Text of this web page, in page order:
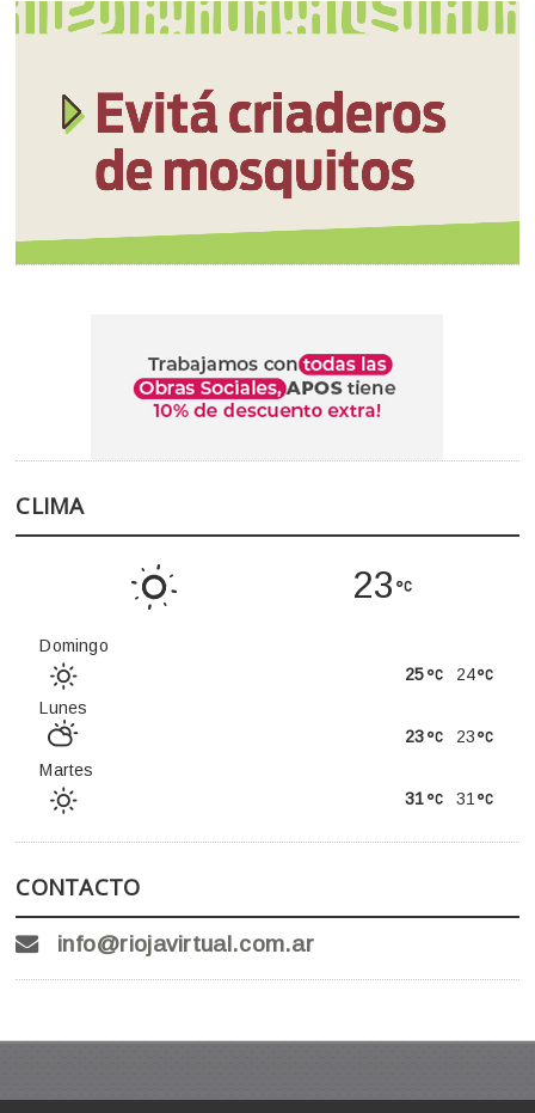
CLIMA
23
Domingo
24
25
Lunes
23
23
Martes
31
31
CONTACTO
info@riojavirtual.com.ar